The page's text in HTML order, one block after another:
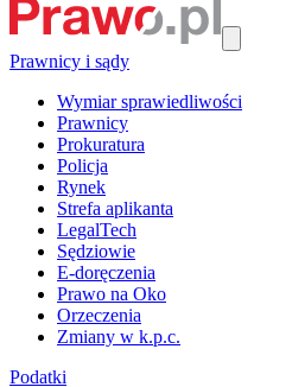
Prawnicy i sądy
Wymiar sprawiedliwości
Prawnicy
Prokuratura
Policja
Rynek
Strefa aplikanta
LegalTech
Sędziowie
E-doręczenia
Prawo na Oko
Orzeczenia
Zmiany w k.p.c.
Podatki